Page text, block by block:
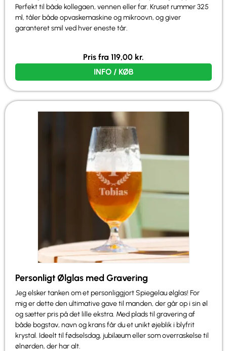
Perfekt til både kollegaen, vennen eller far. Kruset rummer 325
ml, tåler både opvaskemaskine og mikroovn, og giver
garanteret smil ved hver eneste tår.
Pris fra 119,00 kr.
INFO / KØB
Personligt Ølglas med Gravering
Jeg elsker tanken om et personliggjort Spiegelau ølglas! For
mig er dette den ultimative gave til manden, der går op i sin øl
og sætter pris på det lille ekstra. Med plads til gravering af
både bogstav, navn og krans får du et unikt øjeblik i blyfrit
krystal. Ideelt til fødselsdag, jubilæum eller som overraskelse til
ølnørden, der har alt.